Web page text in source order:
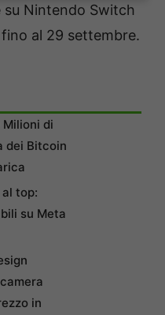
Nintendo Switch
fino al 29 settembre.
Milioni di
dei Bitcoin
top:
su Meta
in